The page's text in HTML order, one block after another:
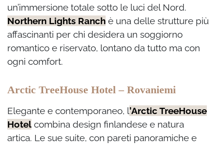
un’immersione totale sotto le luci del Nord.
Northern Lights Ranch è una delle strutture più
affascinanti per chi desidera un soggiorno
romantico e riservato, lontano da tutto ma con
ogni comfort.
Arctic TreeHouse Hotel – Rovaniemi
Elegante e contemporaneo, l’Arctic TreeHouse
Hotel combina design finlandese e natura
artica. Le sue suite, con pareti panoramiche e